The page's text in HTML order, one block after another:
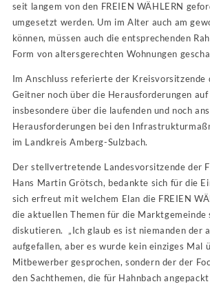
seit langem von den FREIEN WÄHLERN
umgesetzt werden. Um im Alter auch am
können, müssen auch die entsprechenden
Form von altersgerechten Wohnungen
Im Anschluss referierte der Kreisvorsitzende
Geitner noch über die Herausforderungen
insbesondere über die laufenden und noch
Herausforderungen bei den
im Landkreis Amberg-Sulzbach.
Der stellvertretende Landesvorsitzende der
Hans Martin Grötsch, bedankte sich für die
sich erfreut mit welchem Elan die FREIEN
die aktuellen Themen für die Marktgemeinde
diskutieren. „Ich glaub es ist niemanden der
aufgefallen, aber es wurde kein einziges Mal
Mitbewerber gesprochen, sondern der der
den Sachthemen, die für Hahnbach